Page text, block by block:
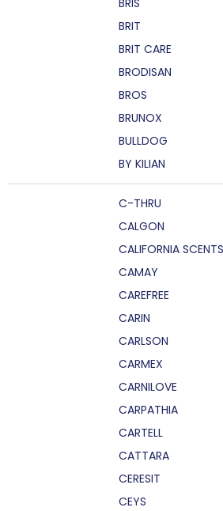
BRIS
BRIT
BRIT CARE
BRODISAN
BROS
BRUNOX
BULLDOG
BY KILIAN
C-THRU
CALGON
CALIFORNIA SCENTS
CAMAY
CAREFREE
CARIN
CARLSON
CARMEX
CARNILOVE
CARPATHIA
CARTELL
CATTARA
CERESIT
CEYS